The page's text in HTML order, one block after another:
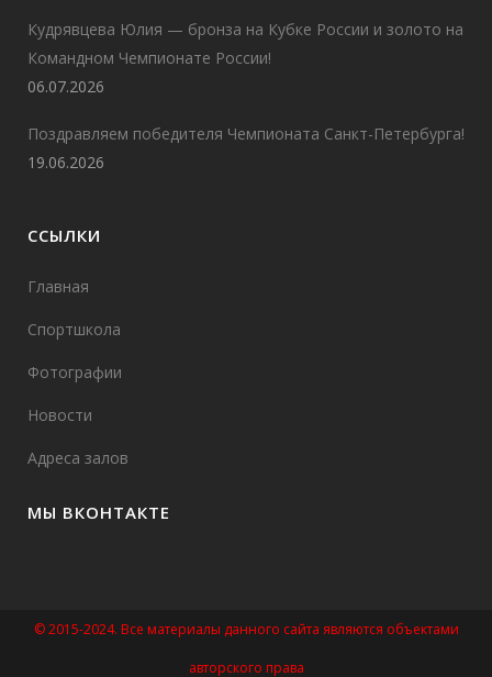
Кудрявцева Юлия — бронза на Кубке России и золото на
Командном Чемпионате России!
06.07.2026
Поздравляем победителя Чемпионата Санкт-Петербурга!
19.06.2026
ССЫЛКИ
Главная
Спортшкола
Фотографии
Новости
Адреса залов
МЫ ВКОНТАКТЕ
© 2015-2024. Все материалы данного сайта являются объектами
авторского права